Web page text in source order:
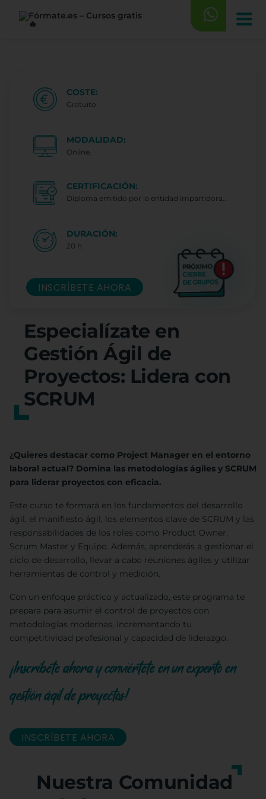
Especialízate en
Gestión Ágil de
Proyectos: Lidera con
SCRUM
¿Quieres destacar como Project Manager en el entorno
laboral actual? Domina las metodologías ágiles y SCRUM
para liderar proyectos con eficacia.
Este curso te formará en los fundamentos del desarrollo
ágil, el manifiesto ágil, los elementos clave de SCRUM y las
responsabilidades de los roles como Product Owner,
Scrum Master y Equipo. Además, aprenderás a gestionar el
ciclo de desarrollo, llevar a cabo reuniones ágiles y utilizar
herramientas de control y medición.
Con un enfoque práctico y actualizado, este programa te
prepara para asumir el control de proyectos con
metodologías modernas, incrementando tu
competitividad profesional y capacidad de liderazgo.
¡Inscríbete ahora y conviértete en un experto en
gestión ágil de proyectos!
INSCRÍBETE AHORA
Nuestra Comunidad
COSTE:
Gratuito
MODALIDAD:
Online.
CERTIFICACIÓN:
Diploma emitido por la entidad impartidora..
DURACIÓN:
20 h.
INSCRÍBETE AHORA